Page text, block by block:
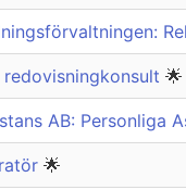
🌟
AB: Personliga
🌟